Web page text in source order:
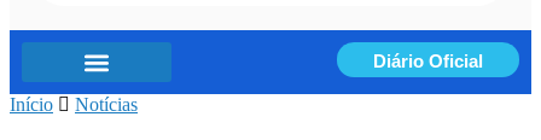
Diário Oficial
Início Notícias